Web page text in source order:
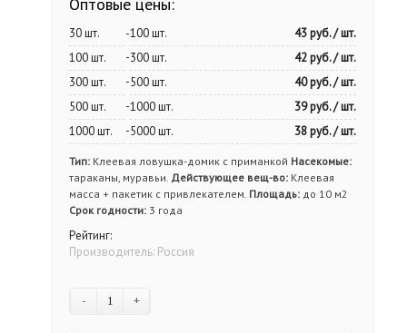
30 шт. -100 шт. 43 руб./ шт.
100 шт.
-300 шт. 42 руб./ шт.
300 шт.
-500 шт. 40 руб./ шт.
500 шт.
-1000 шт. 39 руб./ шт.
1000 шт.
-5000 шт. 38 руб./ шт.
Тип: Клеевая ловушка-домик с приманкой Насекомые:
тараканы, муравьи. Действующее вещ-во: Клеевая
масса + пакетик с привлекателем. Площадь: до 10 м2
Срок годности: 3 года
Рейтинг:
Производитель: Россия
- +